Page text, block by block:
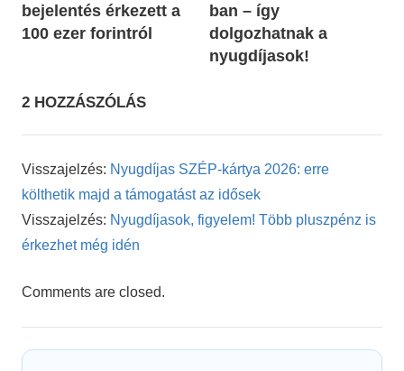
bejelentés érkezett a
100 ezer forintról
ban – így
dolgozhatnak a
nyugdíjasok!
2 HOZZÁSZÓLÁS
Visszajelzés: Nyugdíjas SZÉP-kártya 2026: erre
költhetik majd a támogatást az idősek
Visszajelzés: Nyugdíjasok, figyelem! Több pluszpénz is
érkezhet még idén
Comments are closed.